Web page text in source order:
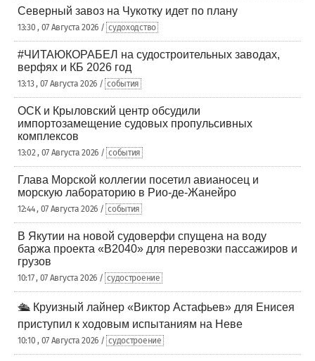
Северный завоз на Чукотку идет по плану
13:30 , 07 Августа 2026 / судоходство
#ЧИТАЮКОРАБЕЛ на судостроительных заводах,
верфях и КБ 2026 год
13:13 , 07 Августа 2026 / события
ОСК и Крыловский центр обсудили
импортозамещение судовых пропульсивных
комплексов
13:02 , 07 Августа 2026 / события
Глава Морской коллегии посетил авианосец и
морскую лабораторию в Рио-де-Жанейро
12:44 , 07 Августа 2026 / события
В Якутии на новой судоверфи спущена на воду
баржа проекта «В2040» для перевозки пассажиров и
грузов
10:17 , 07 Августа 2026 / судостроение
🛳️ Круизный лайнер «Виктор Астафьев» для Енисея
приступил к ходовым испытаниям на Неве
10:10 , 07 Августа 2026 / судостроение